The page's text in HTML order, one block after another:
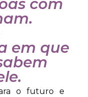
com
em que
o futuro e